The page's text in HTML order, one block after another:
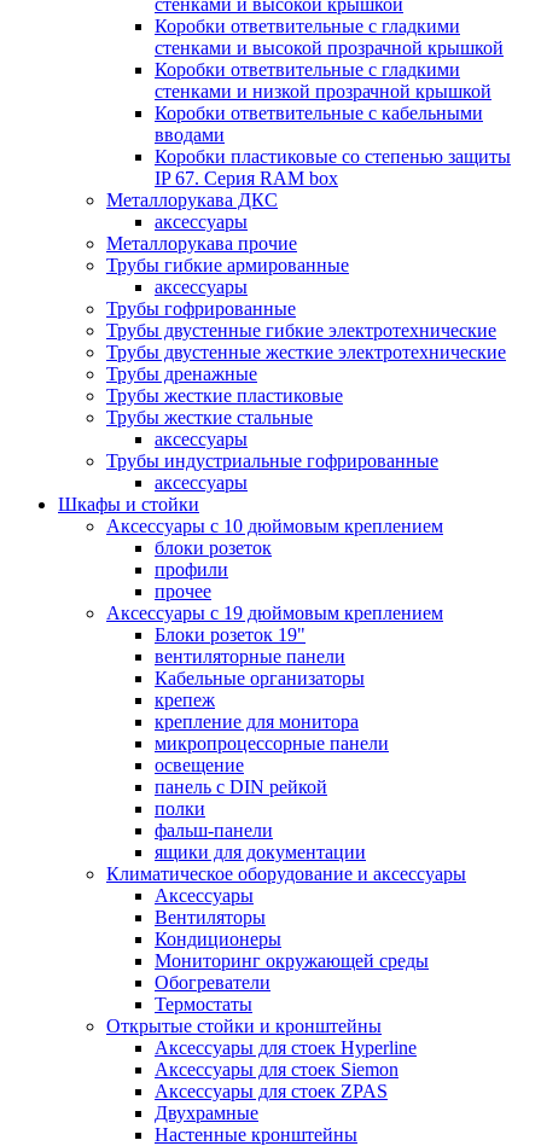
Коробки ответвительные с гладкими
стенками и высокой прозрачной крышкой
Коробки ответвительные с гладкими
стенками и низкой прозрачной крышкой
Коробки ответвительные с кабельными
вводами
Коробки пластиковые со степенью защиты
IP 67. Серия RAM box
Металлорукава ДКС
аксессуары
Металлорукава прочие
Трубы гибкие армированные
аксессуары
Трубы гофрированные
Трубы двустенные гибкие электротехнические
Трубы двустенные жесткие электротехнические
Трубы дренажные
Трубы жесткие пластиковые
Трубы жесткие стальные
аксессуары
Трубы индустриальные гофрированные
аксессуары
Шкафы и стойки
Аксессуары с 10 дюймовым креплением
блоки розеток
профили
прочее
Аксессуары с 19 дюймовым креплением
Блоки розеток 19"
вентиляторные панели
Кабельные организаторы
крепеж
крепление для монитора
микропроцессорные панели
освещение
панель с DIN рейкой
полки
фальш-панели
ящики для документации
Климатическое оборудование и аксессуары
Аксессуары
Вентиляторы
Кондиционеры
Мониторинг окружающей среды
Обогреватели
Термостаты
Открытые стойки и кронштейны
Аксессуары для стоек Hyperline
Аксессуары для стоек Siemon
Аксессуары для стоек ZPAS
Двухрамные
Настенные кронштейны